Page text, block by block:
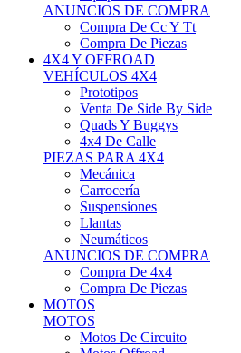
ANUNCIOS DE COMPRA
Compra De Cc Y Tt
Compra De Piezas
4X4 Y OFFROAD
VEHÍCULOS 4X4
Prototipos
Venta De Side By Side
Quads Y Buggys
4x4 De Calle
PIEZAS PARA 4X4
Mecánica
Carrocería
Suspensiones
Llantas
Neumáticos
ANUNCIOS DE COMPRA
Compra De 4x4
Compra De Piezas
MOTOS
MOTOS
Motos De Circuito